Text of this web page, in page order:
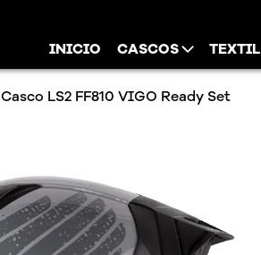
INICIO CASCOS TEXTIL
Casco LS2 FF810 VIGO Ready Set